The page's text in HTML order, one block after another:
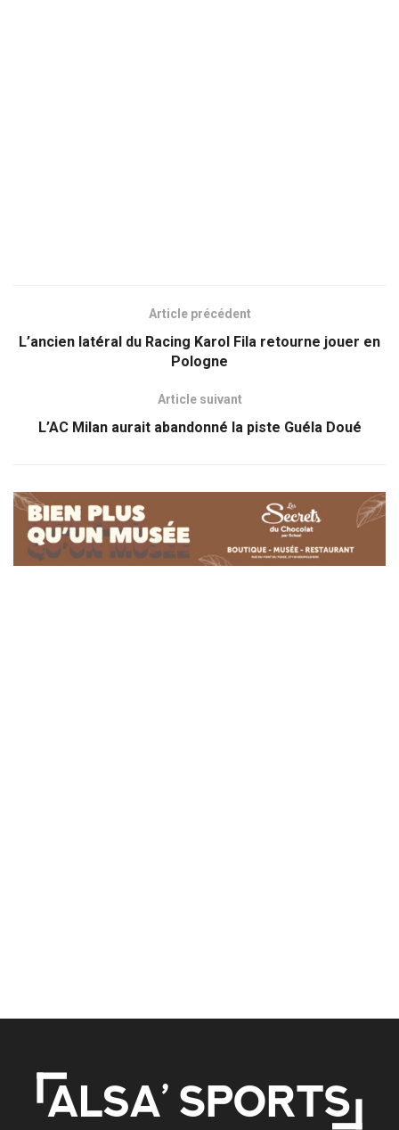
Article précédent
L’ancien latéral du Racing Karol Fila retourne jouer en
Pologne
Article suivant
L’AC Milan aurait abandonné la piste Guéla Doué